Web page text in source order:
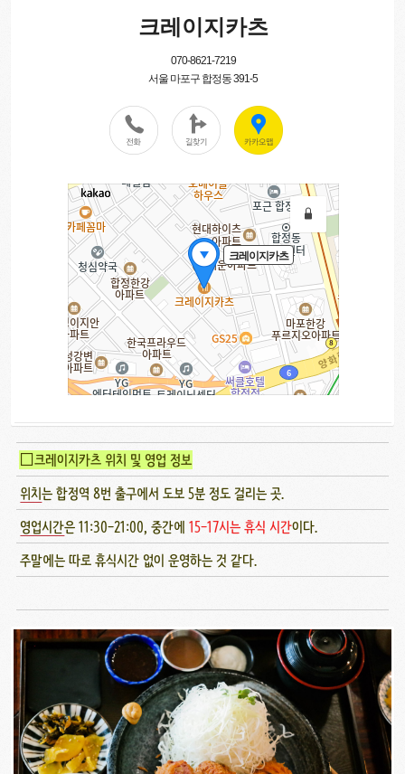
□크레이지카츠 위치 및 영업 정보
위치는 합정역 8번 출구에서 도보 5분 정도 걸리는 곳.
영업시간은 11:30-21:00, 중간에15-17시는 휴식 시간이다.
주말에는 따로 휴식시간 없이 운영하는 것 같다.